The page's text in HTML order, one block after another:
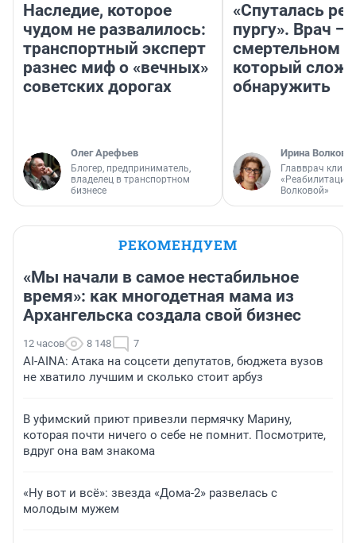
Наследие, которое
чудом не развалилось:
транспортный эксперт
разнес миф о «вечных»
советских дорогах
Олег Арефьев
Блогер, предприниматель,
владелец в транспортном
бизнесе
«Спуталась
пургу». Врач —
смертельном
который
обнаружить
Ирина Волкова
Главврач
«Реабилитация
Волковой»
РЕКОМЕНДУЕМ
«Мы начали в самое нестабильное
время»: как многодетная мама из
Архангельска создала свой бизнес
12 часов 8 148 7
AI-AINA: Атака на соцсети депутатов, бюджета вузов
не хватило лучшим и сколько стоит арбуз
В уфимский приют привезли пермячку Марину,
которая почти ничего о себе не помнит. Посмотрите,
вдруг она вам знакома
«Ну вот и всё»: звезда «Дома-2» развелась с
молодым мужем